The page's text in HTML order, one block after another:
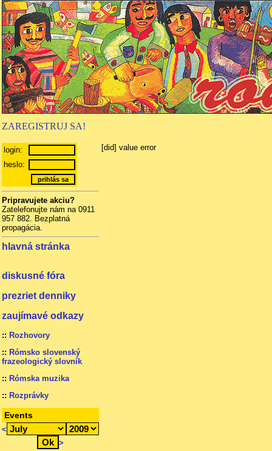
ZAREGISTRUJ SA!
login:
heslo:
Pripravujete akciu?
Zatelefonujte nám na 0911
957 882. Bezplatná
propagácia.
hlavná stránka
diskusné fóra
prezriet denniky
zaujímavé odkazy
:: Rozhovory
:: Rómsko slovenský
frazeologický slovník
:: Rómska muzika
:: Rozprávky
Events
<
>
[did] value error